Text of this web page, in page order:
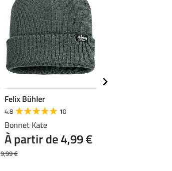
Felix Bühler
4.8 10
Bonnet Kate
9,99 €
À partir de 4,99 €